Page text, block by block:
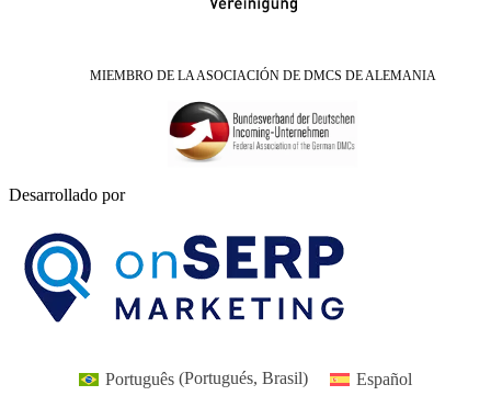
MIEMBRO DE LA ASOCIACIÓN DE DMCS DE ALEMANIA
Desarrollado por
Português (Portugués, Brasil) Español